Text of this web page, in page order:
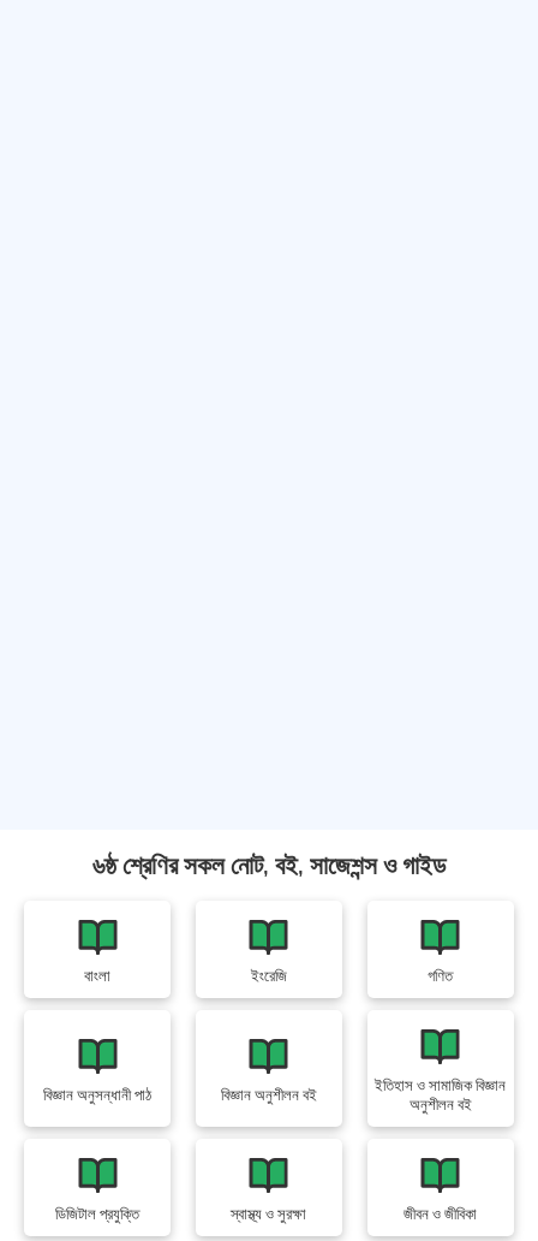
৬ষ্ঠ শ্রেণির সকল নোট, বই, সাজেশন্স ও গাইড
বাংলা ইংরেজি গণিত
বিজ্ঞান অনুসন্ধানী পাঠ বিজ্ঞান অনুশীলন বই
ইতিহাস ও সামাজিক বিজ্ঞান
অনুশীলন বই
ডিজিটাল প্রযুক্তি স্বাস্থ্য ও সুরক্ষা জীবন ও জীবিকা